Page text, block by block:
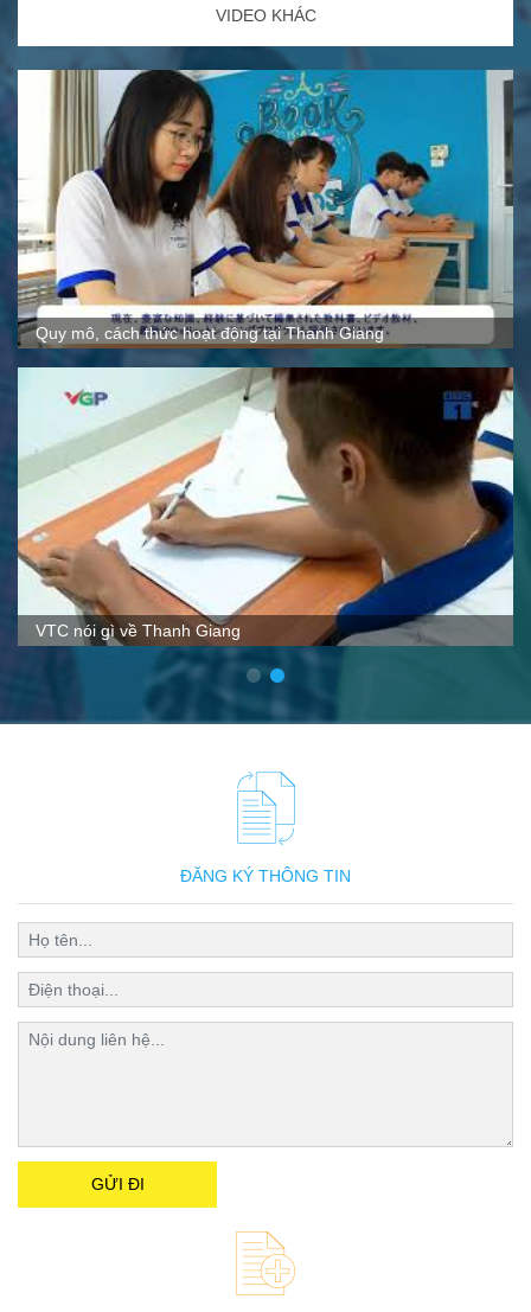
VIDEO KHÁC
Quy mô, cách thức hoạt động tại Thanh Giang
VTC nói gì về Thanh Giang
ĐĂNG KÝ THÔNG TIN